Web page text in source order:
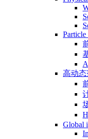
Particle
高动
Global